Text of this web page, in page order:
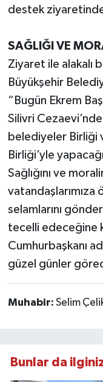
destek
SAĞLIĞI VE
Ziyaret ile alakalı
Büyükşehir
“Bugün Ekrem
Silivri
belediyeler Birliği
Birliği’yle
Sağlığını ve
vatandaşlarımıza
selamlarını
tecelli edeceğine
Cumhurbaşkanı
güzel günler
Muhabir: Selim
Bunlar da